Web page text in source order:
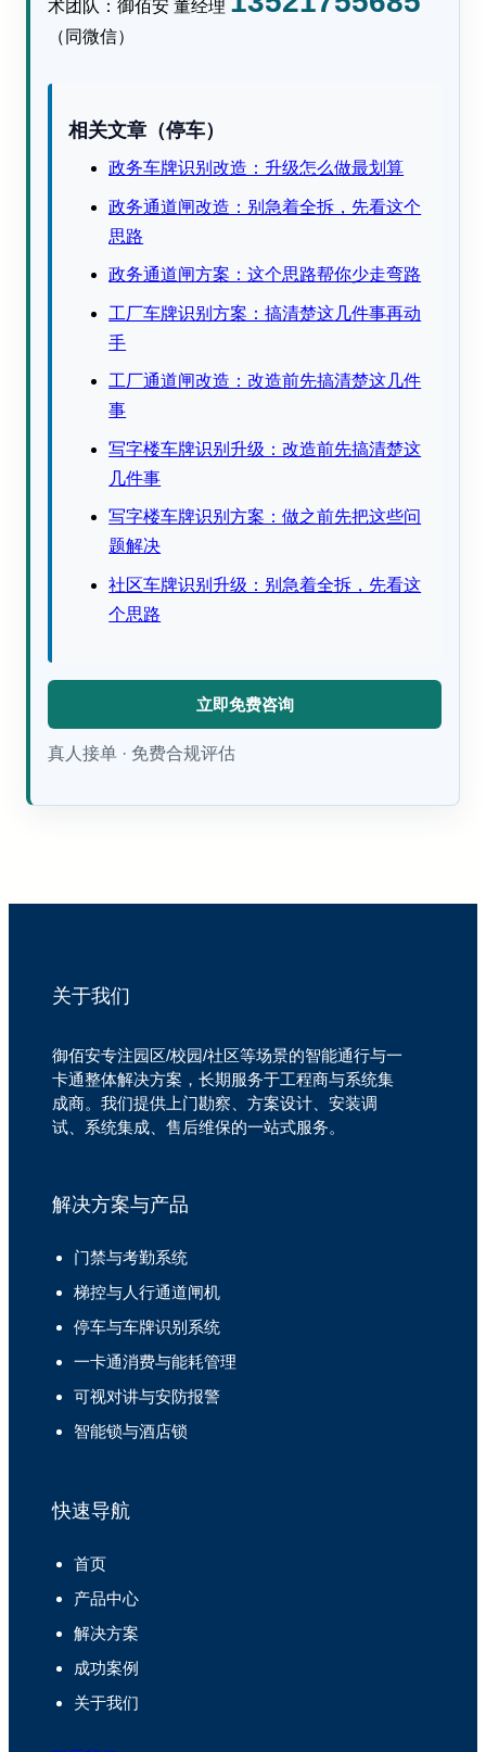
术团队：御佰安 董经理
（同微信）
相关文章（停车）
政务车牌识别改造：升级怎么做最划算
政务通道闸改造：别急着全拆，先看这个
思路
政务通道闸方案：这个思路帮你少走弯路
工厂车牌识别方案：搞清楚这几件事再动
手
工厂通道闸改造：改造前先搞清楚这几件
事
写字楼车牌识别升级：改造前先搞清楚这
几件事
写字楼车牌识别方案：做之前先把这些问
题解决
社区车牌识别升级：别急着全拆，先看这
个思路
立即免费咨询
真人接单 · 免费合规评估
关于我们
御佰安专注园区/校园/社区等场景的智能通行与一
卡通整体解决方案，长期服务于工程商与系统集
成商。我们提供上门勘察、方案设计、安装调
试、系统集成、售后维保的一站式服务。
解决方案与产品
门禁与考勤系统
梯控与人行通道闸机
停车与车牌识别系统
一卡通消费与能耗管理
可视对讲与安防报警
智能锁与酒店锁
快速导航
首页
产品中心
解决方案
成功案例
关于我们